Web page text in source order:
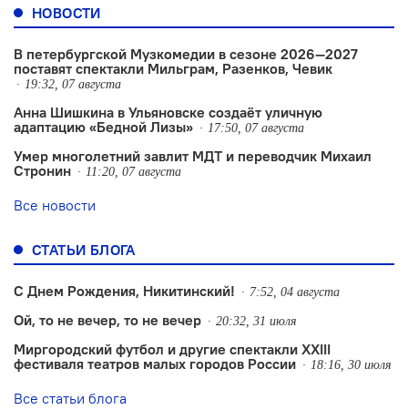
НОВОСТИ
В петербургской Музкомедии в сезоне 2026—2027
поставят спектакли Мильграм, Разенков, Чевик
19:32, 07 августа
Анна Шишкина в Ульяновске создаëт уличную
адаптацию «Бедной Лизы»
17:50, 07 августа
Умер многолетний завлит МДТ и переводчик Михаил
Стронин
11:20, 07 августа
Все новости
СТАТЬИ БЛОГА
С Днем Рождения, Никитинский! 7:52, 04 августа
Ой, то не вечер, то не вечер 20:32, 31 июля
Миргородский футбол и другие спектакли XXIII
фестиваля театров малых городов России
18:16, 30 июля
Все статьи блога